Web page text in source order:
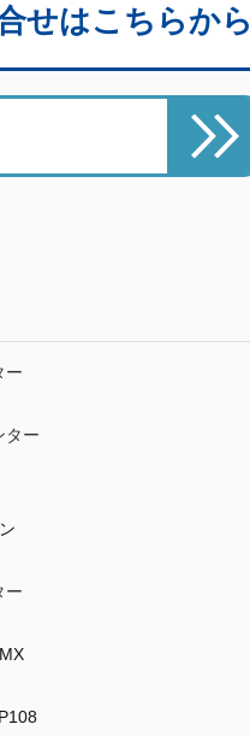
せはこちらから
ー
ター
ー